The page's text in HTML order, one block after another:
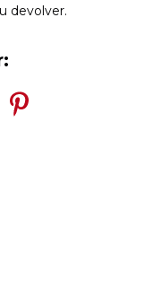
devolver.